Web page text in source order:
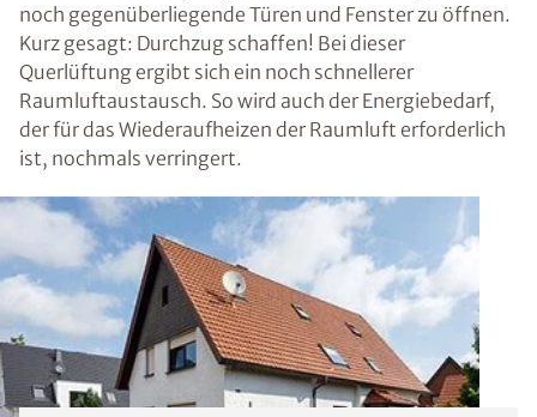
noch gegenüberliegende Türen und Fenster zu öffnen.
Kurz gesagt: Durchzug schaffen! Bei dieser
Querlüftung ergibt sich ein noch schnellerer
Raumluftaustausch. So wird auch der Energiebedarf,
der für das Wiederaufheizen der Raumluft erforderlich
ist, nochmals verringert.